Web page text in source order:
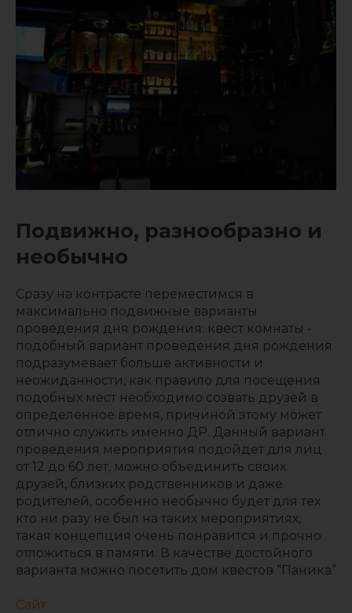
Подвижно, разнообразно и
необычно
Сразу на контрасте переместимся в
максимально подвижные варианты
проведения дня рождения: квест комнаты -
подобный вариант проведения дня рождения
подразумевает больше активности и
неожиданности, как правило для посещения
подобных мест необходимо созвать друзей в
определённое время, причиной этому может
отлично служить именно ДР. Данный вариант
проведения мероприятия подойдет для лиц
от 12 до 60 лет, можно объединить своих
друзей, близких родственников и даже
родителей, особенно необычно будет для тех
кто ни разу не был на таких мероприятиях,
такая концепция очень понравится и прочно
отложиться в памяти. В качестве достойного
варианта можно посетить дом квестов “Паника”
Сайт